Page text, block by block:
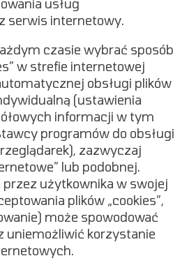
usług
serwis internetowy.
czasie wybrać sposób
w strefie internetowej
obsługi plików
(ustawienia
informacji w tym
programów do obsługi
zazwyczaj
lub podobnej.
przez użytkownika w swojej
plików „cookies”,
może spowodować
uniemożliwić korzystanie